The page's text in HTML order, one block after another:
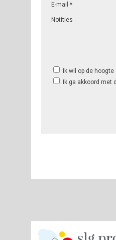
E-mail *
Notities
Ik wil op de
Ik ga akkoord met